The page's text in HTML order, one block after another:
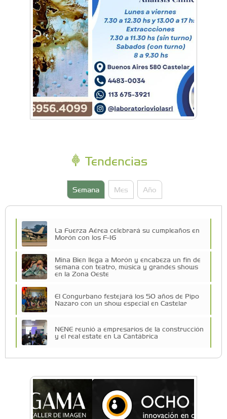
Tendencias
Semana Mes Año
La Fuerza Aérea celebrará su cumpleaños en
Morón con los F-16
Mina Bien llega a Morón y encabeza un fin de
semana con teatro, música y grandes shows
en la Zona Oeste
El Congurbano festejará los 50 años de Pipo
Nazaro con un show especial en Castelar
NENE reunió a empresarios de la construcción
y el real estate en La Cantábrica
La primera vez que Eva Perón voló en avión lo
hizo desde Morón